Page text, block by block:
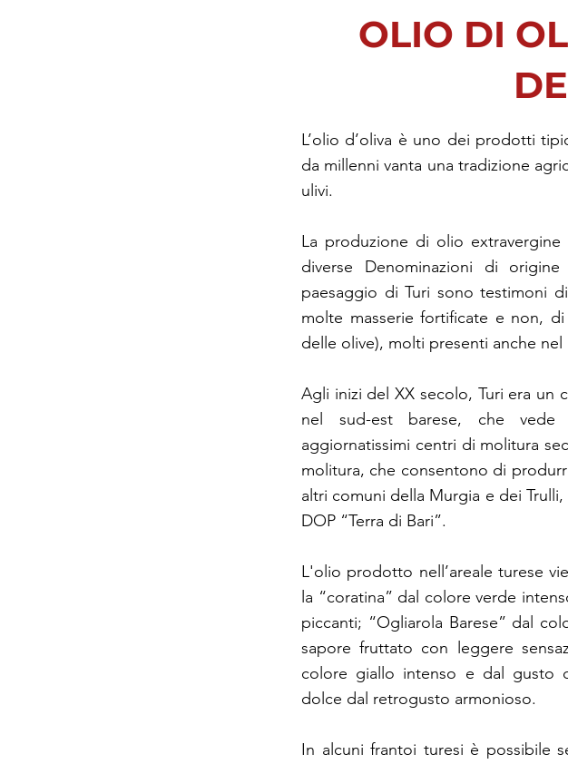
OLIO DI
L’olio d’oliva è uno dei prodotti
da millenni vanta una tradizione
ulivi.
La produzione di olio
diverse Denominazioni di
paesaggio di Turi sono testimoni
molte masserie fortificate e non,
delle olive), molti presenti anche
Agli inizi del XX secolo, Turi era un
nel sud-est barese, che vede
aggiornatissimi centri di molitura
molitura, che consentono di
altri comuni della Murgia e dei
DOP “Terra di Bari”.
L'olio prodotto nell’areale turese
la “coratina” dal colore verde
piccanti; “Ogliarola Barese” dal
sapore fruttato con leggere
colore giallo intenso e dal gusto
dolce dal retrogusto armonioso.
In alcuni frantoi turesi è possibile